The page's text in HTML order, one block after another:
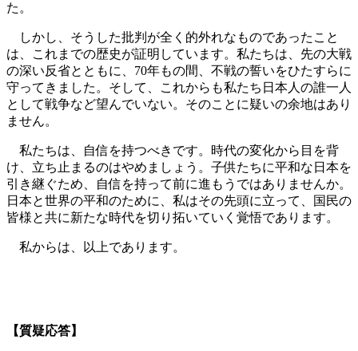
た。
しかし、そうした批判が全く的外れなものであったこと
は、これまでの歴史が証明しています。私たちは、先の大戦
の深い反省とともに、70年もの間、不戦の誓いをひたすらに
守ってきました。そして、これからも私たち日本人の誰一人
として戦争など望んでいない。そのことに疑いの余地はあり
ません。
私たちは、自信を持つべきです。時代の変化から目を背
け、立ち止まるのはやめましょう。子供たちに平和な日本を
引き継ぐため、自信を持って前に進もうではありませんか。
日本と世界の平和のために、私はその先頭に立って、国民の
皆様と共に新たな時代を切り拓いていく覚悟であります。
私からは、以上であります。
【質疑応答】